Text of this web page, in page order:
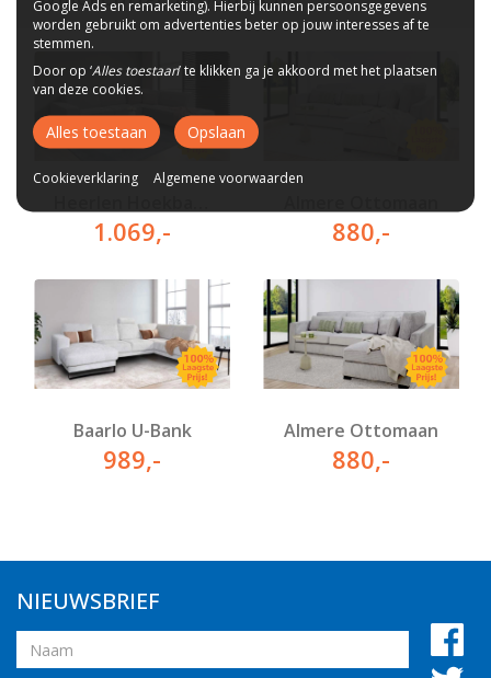
1.069,- 880,-
Baarlo U-Bank
989,-
Almere Ottomaan
880,-
NIEUWSBRIEF
Naam
Google Ads en remarketing). Hierbij kunnen persoonsgegevens
worden gebruikt om advertenties beter op jouw interesses af te
stemmen.
Door op ‘Alles toestaan’ te klikken ga je akkoord met het plaatsen
van deze cookies.
Alles toestaan Opslaan
Cookieverklaring Algemene voorwaarden